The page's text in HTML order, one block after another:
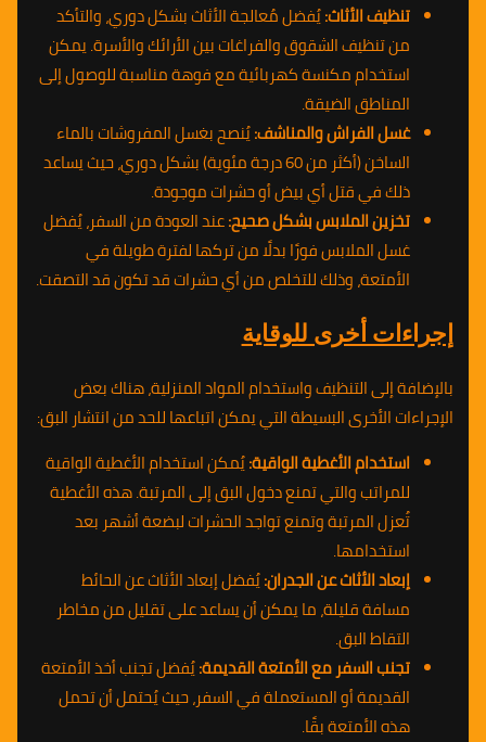
تنظيف الأثاث:يُفضل مُعالجة الأثاث بشكل دوري، والتأكد
من تنظيف الشقوق والفراغات بين الأرائك والأسرة. يمكن
استخدام مكنسة كهربائية مع فوهة مناسبة للوصول إلى
المناطق الضيقة.
غسل الفراش والمناشف:يُنصح بغسل المفروشات بالماء
الساخن (أكثر من 60 درجة مئوية) بشكل دوري، حيث يساعد
ذلك في قتل أي بيض أو حشرات موجودة.
تخزين الملابس بشكل صحيح:عند العودة من السفر، يُفضل
غسل الملابس فورًا بدلًا من تركها لفترة طويلة في
الأمتعة، وذلك للتخلص من أي حشرات قد تكون قد التصقت.
إجراءات أخرى للوقاية
بالإضافة إلى التنظيف واستخدام المواد المنزلية، هناك بعض
الإجراءات الأخرى البسيطة التي يمكن اتباعها للحد من انتشار البق:
استخدام الأغطية الواقية:يُمكن استخدام الأغطية الواقية
للمراتب والتي تمنع دخول البق إلى المرتبة. هذه الأغطية
تُعزل المرتبة وتمنع تواجد الحشرات لبضعة أشهر بعد
استخدامها.
إبعاد الأثاث عن الجدران:يُفضل إبعاد الأثاث عن الحائط
مسافة قليلة، ما يمكن أن يساعد على تقليل من مخاطر
التقاط البق.
تجنب السفر مع الأمتعة القديمة:يُفضل تجنب أخذ الأمتعة
القديمة أو المستعملة في السفر، حيث يُحتمل أن تحمل
هذه الأمتعة بقًا.